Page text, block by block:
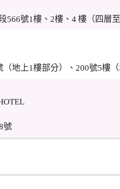
566號1樓、2樓、4 樓（四層
地上1樓部分）、200號5樓（
號